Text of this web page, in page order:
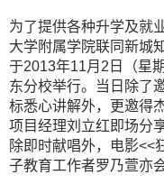
为了提供各种升学及就
大学附属学院联同新城
于2013年11月2日（星
东分校举行。当日除了
标悉心讲解外，更邀得
项目经理刘立红即场分
除即时献唱外，电影<<
子教育工作者罗乃萱亦